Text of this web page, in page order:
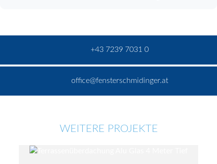
+43 7239 7031 0
office@fensterschmidinger.at
WEITERE PROJEKTE